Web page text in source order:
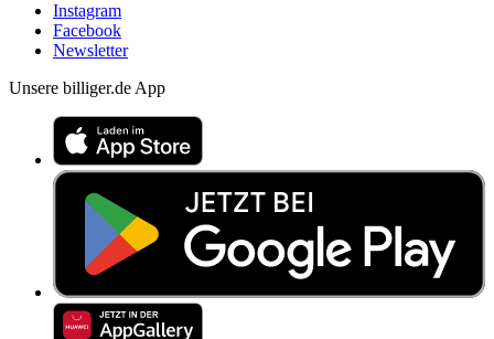
Instagram
Facebook
Newsletter
Unsere billiger.de App